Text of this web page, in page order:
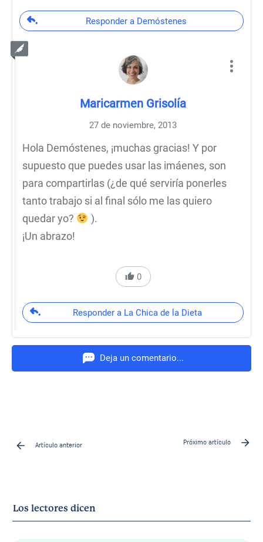
Responder a Demóstenes
Maricarmen Grisolía
27 de noviembre, 2013
Hola Demóstenes, ¡muchas gracias! Y por
supuesto que puedes usar las imáenes, son
para compartirlas (¿de qué serviría ponerles
tanto trabajo si al final sólo me las quiero
quedar yo?
).
¡Un abrazo!
0
Responder a La Chica de la Dieta
Deja un comentario...
Artículo anterior Próximo artículo
Los lectores dicen